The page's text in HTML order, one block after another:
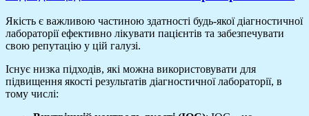
Якість є важливою частиною здатності будь-якої діагностичної
лабораторії ефективно лікувати пацієнтів та забезпечувати
свою репутацію у цій галузі.
Існує низка підходів, які можна використовувати для
підвищення якості результатів діагностичної лабораторії, в
тому числі: